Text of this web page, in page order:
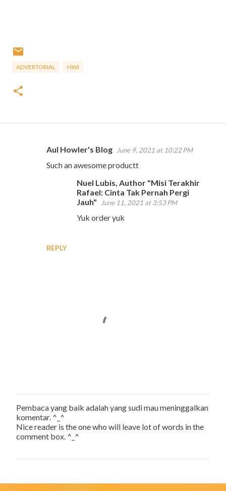
ADVERTORIAL HWI
Aul Howler's Blog June 9, 2021 at 10:22 PM
Such an awesome productt
REPLY
Nuel Lubis, Author "Misi Terakhir
Rafael: Cinta Tak Pernah Pergi
Jauh"
June 11, 2021 at 3:53 PM
Yuk order yuk
P
o
s
t
C
Pembaca yang baik adalah yang sudi mau meninggalkan
komentar. ^_^
Nice reader is the one who will leave lot of words in the
comment box. ^_^